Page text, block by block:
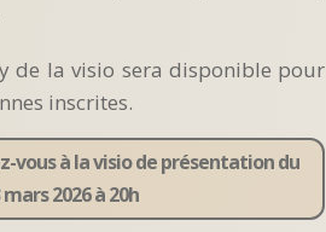
de la visio sera disponible pour
inscrites.
vous à la visio de présentation du
2026 à 20h